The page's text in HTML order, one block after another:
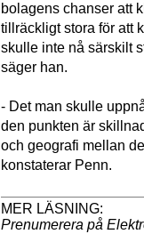
bolagens chanser att
tillräckligt stora för att
skulle inte nå särskilt
säger han.
- Det man skulle
den punkten är
och geografi mellan
konstaterar Penn.
Prenumerera på